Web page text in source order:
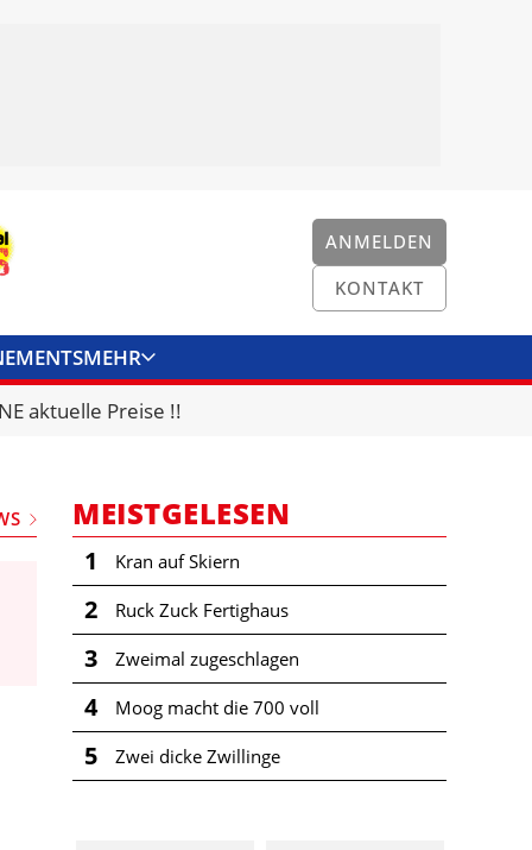
ANMELDEN
KONTAKT
MEHR
KONTAKT
aktuelle Preise !!
MEISTGELESEN
1 Kran auf Skiern
2 Ruck Zuck Fertighaus
3 Zweimal zugeschlagen
4 Moog macht die 700 voll
5 Zwei dicke Zwillinge